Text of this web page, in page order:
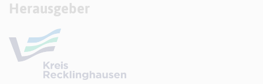
Herausgeber